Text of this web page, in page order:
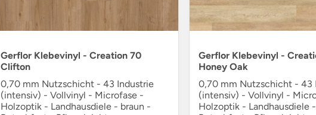
Gerflor Klebevinyl - Creation 70
Clifton
0,70 mm Nutzschicht - 43 Industrie
(intensiv) - Vollvinyl - Microfase -
Holzoptik - Landhausdiele - braun -
Gerflor Klebevinyl -
Honey Oak
0,70 mm Nutzschicht - 43
(intensiv) - Vollvinyl -
Holzoptik - Landhausdiele